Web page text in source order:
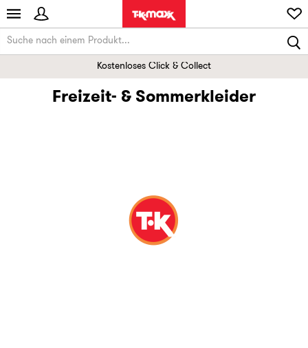
Kostenloses Click & Collect
Freizeit- & Sommerkleider